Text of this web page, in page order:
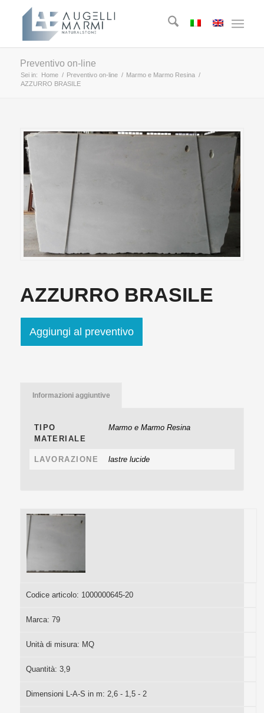
Preventivo on-line
Sei in: Home / Preventivo on-line / Marmo e Marmo Resina /
AZZURRO BRASILE
AZZURRO BRASILE
Aggiungi al preventivo
Informazioni aggiuntive
TIPO
MATERIALE
Marmo e Marmo Resina
LAVORAZIONE lastre lucide
Codice articolo: 1000000645-20
Marca: 79
Unità di misura: MQ
Quantità: 3,9
Dimensioni L-A-S in m: 2,6 - 1,5 - 2